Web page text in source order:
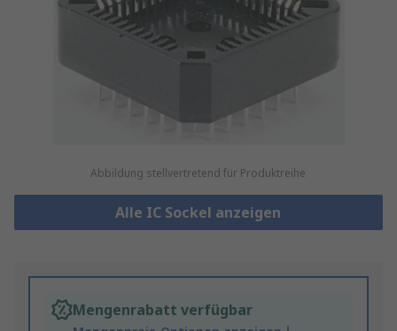
Abbildung stellvertretend für Produktreihe
Alle IC Sockel anzeigen
Mengenrabatt verfügbar